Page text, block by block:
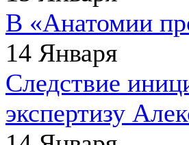
В «Анатомии
14 Января
Следствие
экспертизу